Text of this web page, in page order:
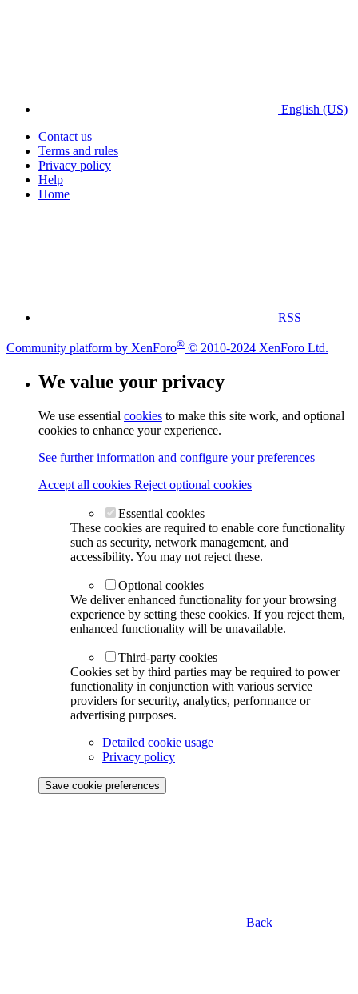
English (US)
Contact us
Terms and rules
Privacy policy
Help
Home
RSS
Community platform by XenForo® © 2010-2024 XenForo Ltd.
We value your privacy
We use essential cookies to make this site work, and optional
cookies to enhance your experience.
See further information and configure your preferences
Accept all cookies Reject optional cookies
Essential cookies
These cookies are required to enable core functionality
such as security, network management, and
accessibility. You may not reject these.
Optional cookies
We deliver enhanced functionality for your browsing
experience by setting these cookies. If you reject them,
enhanced functionality will be unavailable.
Third-party cookies
Cookies set by third parties may be required to power
functionality in conjunction with various service
providers for security, analytics, performance or
advertising purposes.
Detailed cookie usage
Privacy policy
Save cookie preferences
Back